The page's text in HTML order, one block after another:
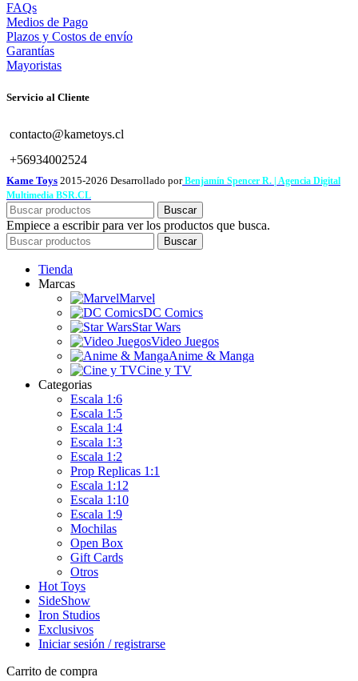
FAQs
Medios de Pago
Plazos y Costos de envío
Garantías
Mayoristas
Servicio al Cliente
contacto@kametoys.cl
+56934002524
Kame Toys 2015-2026 Desarrollado porBenjamín Spencer R. | Agencia Digital
Multimedia BSR.CL
Buscar
Empiece a escribir para ver los productos que busca.
Buscar
Tienda
Marcas
Marvel
DC Comics
Star Wars
Video Juegos
Anime & Manga
Cine y TV
Categorias
Escala 1:6
Escala 1:5
Escala 1:4
Escala 1:3
Escala 1:2
Prop Replicas 1:1
Escala 1:12
Escala 1:10
Escala 1:9
Mochilas
Open Box
Gift Cards
Otros
Hot Toys
SideShow
Iron Studios
Exclusivos
Iniciar sesión / registrarse
Carrito de compra